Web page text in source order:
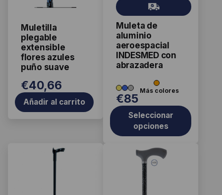
Muletilla
plegable
extensible
flores azules
puño suave
€40,66
Añadir al carrito
Muleta de
aluminio
aeroespacial
INDESMED con
abrazadera
Gr
ati
s
€85
Seleccionar
opciones
opciones
pueden
elegir
en
de
producto